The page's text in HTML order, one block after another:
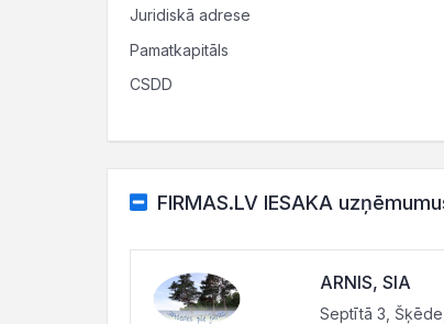
Juridiskā adrese
Pamatkapitāls
CSDD
FIRMAS.LV IESAKA
ARNIS, SIA
Septītā 3,